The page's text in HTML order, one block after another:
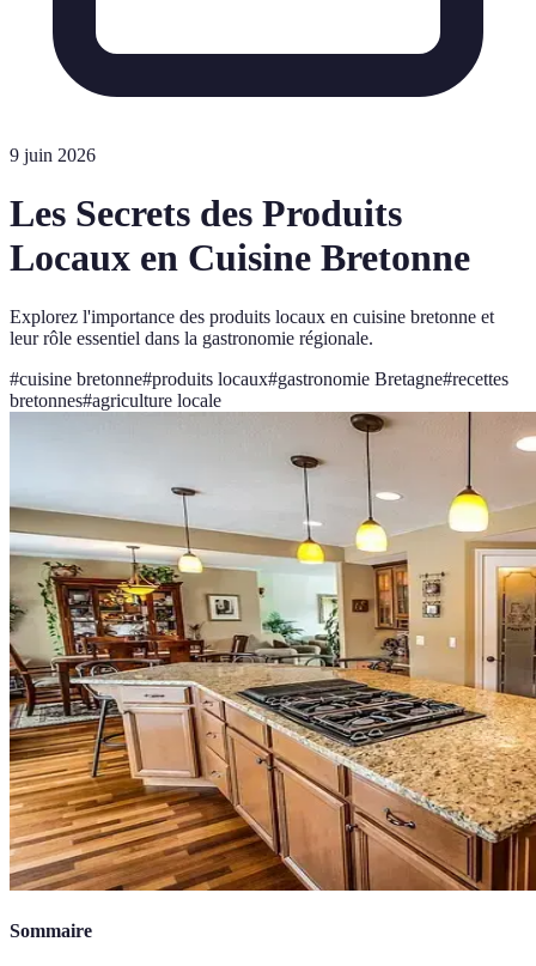
9 juin 2026
Les Secrets des Produits
Locaux en Cuisine Bretonne
Explorez l'importance des produits locaux en cuisine bretonne et
leur rôle essentiel dans la gastronomie régionale.
#cuisine bretonne#produits locaux#gastronomie Bretagne#recettes
bretonnes#agriculture locale
Sommaire